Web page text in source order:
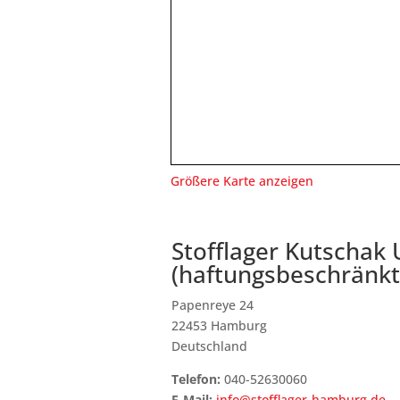
Größere Karte anzeigen
Stofflager Kutschak
Papenreye 24
22453 Hamburg
Deutschland
Telefon: 040-52630060